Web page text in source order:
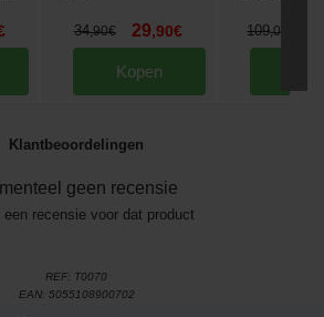
34,90€ 29,90€
Kopen
109,00
Klantbeoordelingen
geen recensie
een recensie voor dat product
REF: T0070
EAN: 5055108900702